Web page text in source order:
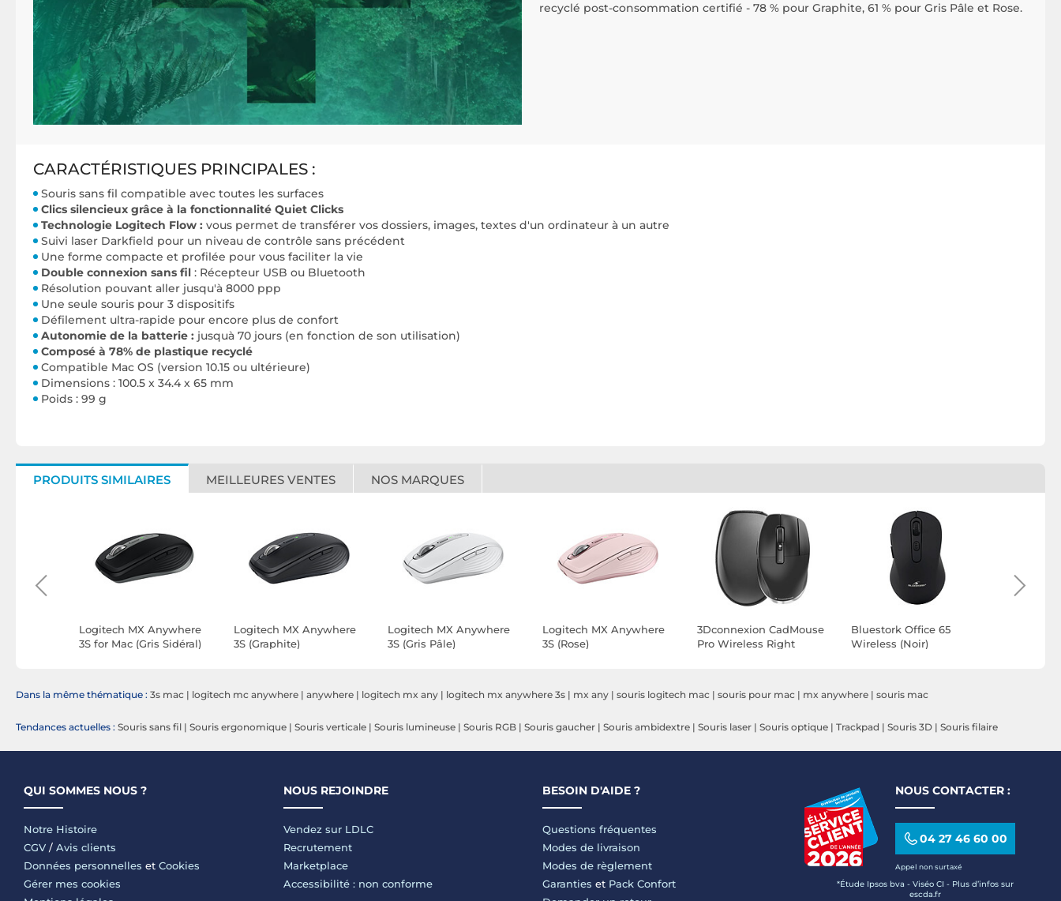
recyclé post-consommation certifié - 78 % pour Graphite, 61 % pour Gris Pâle et Rose.
CARACTÉRISTIQUES PRINCIPALES :
Souris sans fil compatible avec toutes les surfaces
Clics silencieux grâce à la fonctionnalité Quiet Clicks
Technologie Logitech Flow : vous permet de transférer vos dossiers, images, textes d'un ordinateur à un autre
Suivi laser Darkfield pour un niveau de contrôle sans précédent
Une forme compacte et profilée pour vous faciliter la vie
Double connexion sans fil : Récepteur USB ou Bluetooth
Résolution pouvant aller jusqu'à 8000 ppp
Une seule souris pour 3 dispositifs
Défilement ultra-rapide pour encore plus de confort
Autonomie de la batterie : jusquà 70 jours (en fonction de son utilisation)
Composé à 78% de plastique recyclé
Compatible Mac OS (version 10.15 ou ultérieure)
Dimensions : 100.5 x 34.4 x 65 mm
Poids : 99 g
PRODUITS SIMILAIRES MEILLEURES VENTES NOS MARQUES
Logitech MX Anywhere
3S for Mac (Gris Sidéral)
Logitech MX Anywhere
3S (Graphite)
Logitech MX Anywhere
3S (Gris Pâle)
Logitech MX Anywhere
3S (Rose)
3Dconnexion CadMouse
Pro Wireless Right
Bluestork Office 65
Wireless (Noir)
Dans la même thématique : 3s mac | logitech mc anywhere | anywhere | logitech mx any | logitech mx anywhere 3s | mx any | souris logitech mac | souris pour mac | mx anywhere | souris mac
Tendances actuelles : Souris sans fil | Souris ergonomique | Souris verticale | Souris lumineuse | Souris RGB | Souris gaucher | Souris ambidextre | Souris laser | Souris optique | Trackpad | Souris 3D | Souris filaire
QUI SOMMES NOUS ?
Notre Histoire
CGV / Avis clients
Données personnelles et Cookies
Gérer mes cookies
NOUS REJOINDRE
Vendez sur LDLC
Recrutement
Marketplace
Accessibilité : non conforme
BESOIN D'AIDE ?
Questions fréquentes
Modes de livraison
Modes de règlement
Garanties et Pack Confort
NOUS CONTACTER :
04 27 46 60 00
Appel non surtaxé
*Étude Ipsos bva - Viséo CI - Plus d’infos sur
escda.fr